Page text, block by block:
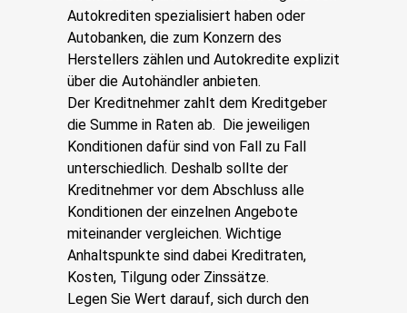
Autokrediten spezialisiert haben oder
Autobanken, die zum Konzern des
Herstellers zählen und Autokredite explizit
über die Autohändler anbieten.
Der Kreditnehmer zahlt dem Kreditgeber
die Summe in Raten ab. Die jeweiligen
Konditionen dafür sind von Fall zu Fall
unterschiedlich. Deshalb sollte der
Kreditnehmer vor dem Abschluss alle
Konditionen der einzelnen Angebote
miteinander vergleichen. Wichtige
Anhaltspunkte sind dabei Kreditraten,
Kosten, Tilgung oder Zinssätze.
Legen Sie Wert darauf, sich durch den